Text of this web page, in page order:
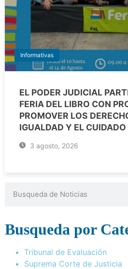
Informativas
EL PODER JUDICIAL
FERIA DEL LIBRO CON
PROMOVER LOS
IGUALDAD Y EL
3 agosto, 2026
Busqueda por
Tribunal de Evaluación
Suprema Corte de Justicia